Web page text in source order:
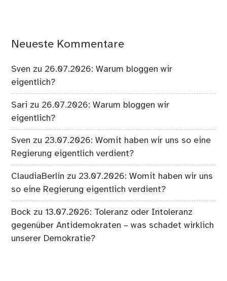
Neueste Kommentare
Sven zu 26.07.2026: Warum bloggen wir
eigentlich?
Sari zu 26.07.2026: Warum bloggen wir
eigentlich?
Sven zu 23.07.2026: Womit haben wir uns so eine
Regierung eigentlich verdient?
ClaudiaBerlin zu 23.07.2026: Womit haben wir uns
so eine Regierung eigentlich verdient?
Bock zu13.07.2026: Toleranz oder Intoleranz
gegenüber Antidemokraten – was schadet wirklich
unserer Demokratie?